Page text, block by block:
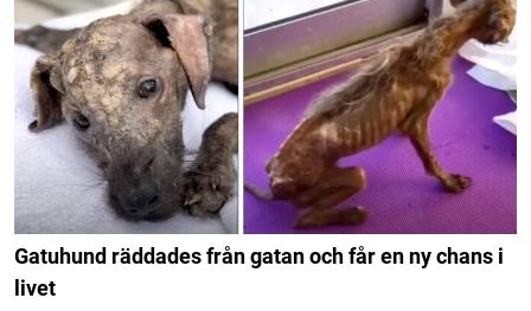
Gatuhund räddades från gatan och får en ny chans i
livet